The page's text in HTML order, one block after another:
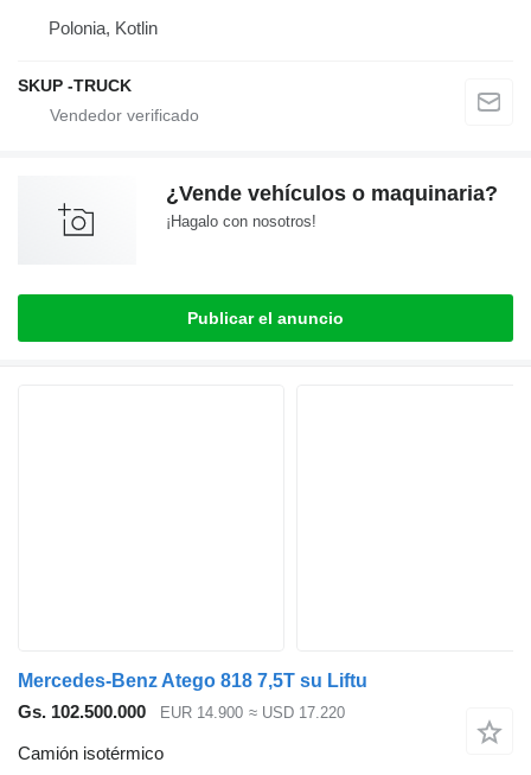
Polonia, Kotlin
SKUP -TRUCK
¿Vende vehículos o maquinaria?
¡Hagalo con nosotros!
Publicar el anuncio
Mercedes-Benz Atego 818 7,5T su Liftu
Gs. 102.500.000
EUR 14.900 ≈ USD 17.220
Camión isotérmico